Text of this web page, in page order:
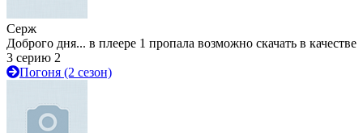
Серж
Доброго дня... в плеере 1 пропала возможно скачать в качестве
3 серию 2
Погоня (2 сезон)